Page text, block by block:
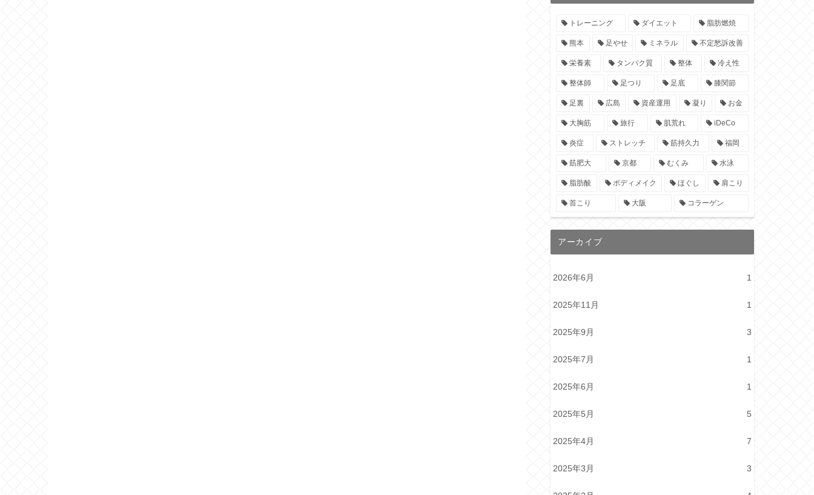
トレーニング ダイエット 脂肪燃焼
熊本 足やせ ミネラル 不定愁訴改善
栄養素 タンパク質 整体 冷え性
整体師 足つり 足底 膝関節
足裏 広島 資産運用 凝り お金
大胸筋 旅行 肌荒れ iDeCo
炎症 ストレッチ 筋持久力 福岡
筋肥大 京都 むくみ 水泳
脂肪酸 ボディメイク ほぐし 肩こり
首こり 大阪 コラーゲン
アーカイブ
2026年6月 1
2025年11月 1
2025年9月 3
2025年7月 1
2025年6月 1
2025年5月 5
2025年4月 7
2025年3月 3